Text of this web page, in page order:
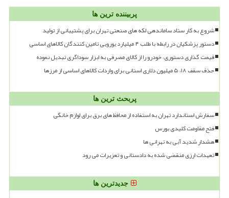
پربیننده ترین ها
شروع به کار ستاد ساماندهی لکه های صنعتی تهران برای پشتیبانی از تولید
دستور پزشکیان در رابطه با طلب ۴ میلیارد یورویی تامین کنندگان کالاهای اساسی
قیمت گذاری دستوری، خودرو را از کالای مصرفی به ابزار سوداگری تبدیل نموده
حذف سقف ۱۸، ۵ میلیون دلاری استانی برای واردات کالاهای اساسی از مرزها
پربحث ترین ها
سفارش استاندارد تهران به استفاده از محافظ های برق برای لوازم خانگی
فتح مقاومت کلیدی بورس
هشدار شدید آبی به تهرانی ها
تعهدات ارزی منقضی شده به دادستانی و تعزیرات می رود
جدیدترین ها